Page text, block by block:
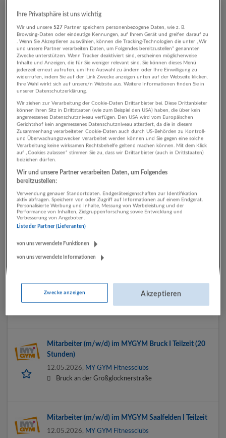
Ried im Innkreis
Vor 2 Tagen veröffentlicht
Mitarbeiter (m/w/d) MYGYM ZIB | Teilzeit 20
Stunden
17.07.2026,MY GYM Fitnessclubs
Salzburg
Mitarbeiter (m/w/d) MYGYM Unken | geringfügig
27.05.2026,
Mitarbeiter (m/w/d) MYGYM Bruck | Geringfügig
12.05.2026,
12.05.2026, MY GYM Fitnessclubs
5760 Saalfelden am Steinernen Meer
Mitarbeiter (m/w/d) im MYGYM Bruck I Teilzeit (20
Stunden)
12.05.2026, MY GYM Fitnessclubs
Bruck an der Großglocknerstraße
Mitarbeiter (m/w/d) im MYGYM Saalfelden I Teilzeit
12.05.2026, MY GYM Fitnessclubs
Ihre Privatsphäre ist uns wichtig
Wir und unsere527 Partner speichern personenbezogene Daten, wie z. B.
Browsing-Daten oder eindeutige Kennungen, auf Ihrem Gerät und greifen darauf zu
. Wenn Sie Akzeptieren auswählen, können die Tracking-Technologien die unter „Wir
und unsere Partner verarbeiten Daten, um Folgendes bereitzustellen“ genannten
Zwecke unterstützen. Wenn Tracker deaktiviert sind, erscheinen möglicherweise
Inhalte und Anzeigen, die für Sie weniger relevant sind. Sie können dieses Menü
jederzeit erneut aufrufen, um Ihre Auswahl zu ändern oder Ihre Einwilligung zu
widerrufen, indem Sie auf den Link Zwecke anzeigen unten auf der Webseite klicken.
Ihre Wahl wirkt sich auf unsere/n Website aus. Weitere Informationen finden Sie in
unserer Datenschutzerklärung.
Wir ziehen zur Verarbeitung der Cookie-Daten Drittanbieter bei. Diese Drittanbieter
können ihren Sitz in Drittstaaten (wie zum Beispiel den USA) haben, die über kein
angemessenes Datenschutzniveau verfügen. Den USA wird vom Europäischen
Gerichtshof kein angemessenes Datenschutzniveau attestiert, da die in diesem
Zusammenhang verarbeiteten Cookie-Daten auch durch US-Behörden zu Kontroll-
und Überwachungszwecken verarbeitet werden können und Sie gegen eine solche
Verarbeitung keine wirksamen Rechtsbehelfe geltend machen können. Mit dem Klick
auf „Cookies zulassen“ stimmen Sie zu, dass wir Drittanbieter (auch in Drittstaaten)
beiziehen dürfen.
Wir und unsere Partner verarbeiten Daten, um Folgendes
bereitzustellen:
Verwendung genauer Standortdaten. Endgeräteeigenschaften zur Identifikation
aktiv abfragen. Speichern von oder Zugriff auf Informationen auf einem Endgerät.
Personalisierte Werbung und Inhalte, Messung von Werbeleistung und der
Performance von Inhalten, Zielgruppenforschung sowie Entwicklung und
Verbesserung von Angeboten.
Liste der Partner (Lieferanten)
von uns verwendete Funktionen
von uns verwendete Informationen
Zwecke anzeigen Akzeptieren